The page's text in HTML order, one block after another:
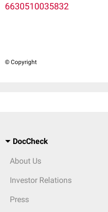
6630510035832
© Copyright
DocCheck
About Us
Investor Relations
Press